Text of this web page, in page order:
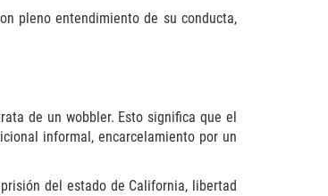
pleno entendimiento de su conducta,
de un wobbler. Esto significa que el
informal, encarcelamiento por un
del estado de California, libertad